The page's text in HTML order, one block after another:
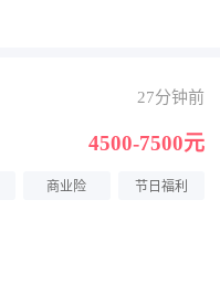
27分钟前
4500-7500元
商业险 节日福利